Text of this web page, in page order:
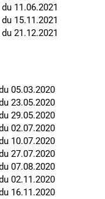
11.06.2021
15.11.2021
21.12.2021
05.03.2020
23.05.2020
29.05.2020
02.07.2020
10.07.2020
27.07.2020
07.08.2020
02.11.2020
16.11.2020